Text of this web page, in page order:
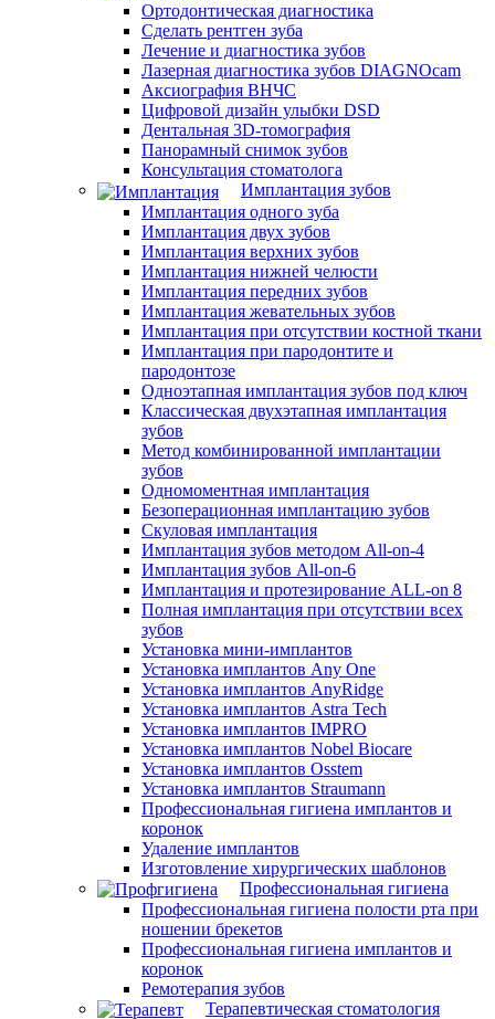
Ортодонтическая диагностика
Сделать рентген зуба
Лечение и диагностика зубов
Лазерная диагностика зубов DIAGNOcam
Аксиография ВНЧС
Цифровой дизайн улыбки DSD
Дентальная 3D-томография
Панорамный снимок зубов
Консультация стоматолога
Имплантация зубов
Имплантация одного зуба
Имплантация двух зубов
Имплантация верхних зубов
Имплантация нижней челюсти
Имплантация передних зубов
Имплантация жевательных зубов
Имплантация при отсутствии костной ткани
Имплантация при пародонтите и
пародонтозе
Одноэтапная имплантация зубов под ключ
Классическая двухэтапная имплантация
зубов
Метод комбинированной имплантации
зубов
Одномоментная имплантация
Безоперационная имплантацию зубов
Скуловая имплантация
Имплантация зубов методом All-on-4
Имплантация зубов All-on-6
Имплантация и протезирование ALL-on 8
Полная имплантация при отсутствии всех
зубов
Установка мини-имплантов
Установка имплантов Any One
Установка имплантов AnyRidge
Установка имплантов Astra Tech
Установка имплантов IMPRO
Установка имплантов Nobel Biocare
Установка имплантов Osstem
Установка имплантов Straumann
Профессиональная гигиена имплантов и
коронок
Удаление имплантов
Изготовление хирургических шаблонов
Профессиональная гигиена
Профессиональная гигиена полости рта при
ношении брекетов
Профессиональная гигиена имплантов и
коронок
Ремотерапия зубов
Терапевтическая стоматология